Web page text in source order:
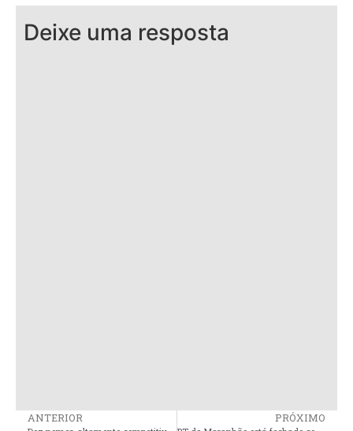
Deixe uma resposta
ANTERIOR PRÓXIMO